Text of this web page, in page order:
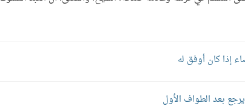
إذا كان أوفق له
بعد الطواف الأول